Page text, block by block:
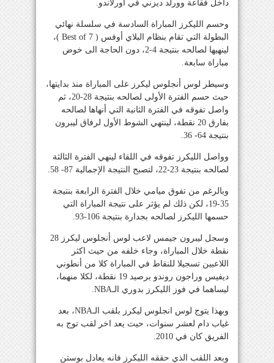
داخل فقاعة وورلد ديزني في أورلاندو.
وحسم الليكرز المباراة السادسة في سلسلة نهائي
البطولة التي تقام بنظام البلاي أوفس ( Best of 7 )،
لينهيها لصالحه بنتيجة 4-2، دون الحاجة الى خوض
مباراة سابعة.
وسيطر لوس أنجلوس ليكرز على المباراة منذ بدايتها،
حيث حسم الفترة الأولى لصالحه بنتيجة 28-20، ثم
واصل تفوقه في الفترة الثانية التي أنهاها لصالحه
بفارق 20 نقطة، لينتهي الشوط الأول لرفاق ليبرون
بنتيجة 64- 36.
وواصل الليكرز تفوقه في اللقاء لينهي الفترة الثالثة
لصالحه بنتيجة 23-22، لتصبح النتيجة الإجمالية 87- 58.
وبالرغم من تفوق ميامي خلال الفترة الرابعة بنتيجة
35-19، لكن ذلك لم يؤثر على نتيجة المباراة التي
حسمها الليكرز لصالحه بجدارة بنتيجة 106-93.
وسجل ليبرون جيمس لاعب لوس أنجلوس ليكرز 28
نقطة خلال المباراة، وجاء خلفه من حيث اكثر
اللاعبين تسجيلا للنقاط في المباراة كلا من أنطوني
ديفيس وراجون روندو برصيد 19 نقطة، لكلا منهما،
ليساهما في فوز الليكرز بدوري الـNBA.
وبهذا يتوج لوس انجلوس ليكرز بلقب الـNBA، بعد
غياب دام لعشر سنوات، حيث يعد اخر لقب توج به
الفريق كان في 2010.
وبعد اللقب الذي حققه الليكرز فانه يعادل بوستن